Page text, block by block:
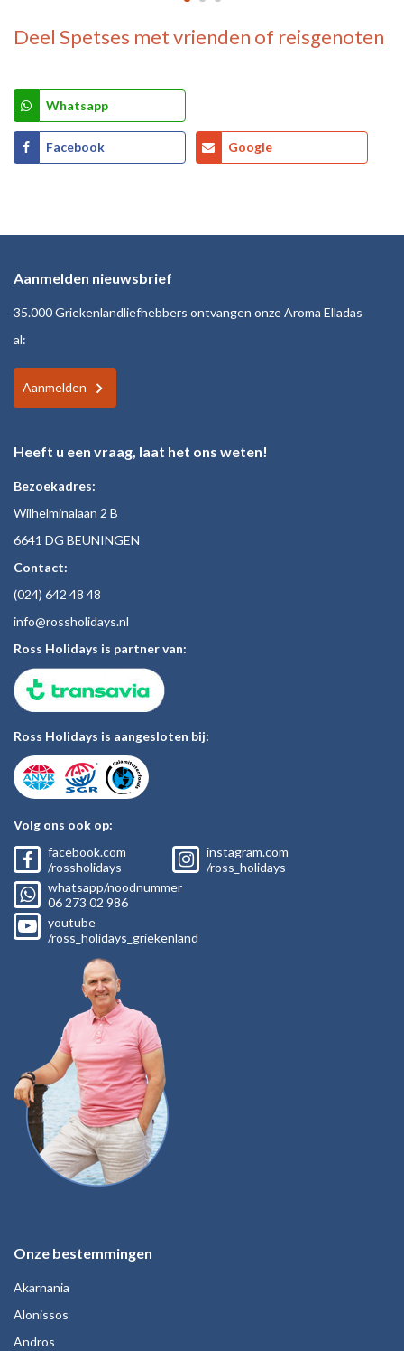
Deel Spetses met vrienden of reisgenoten
Whatsapp
Facebook Google
Aanmelden nieuwsbrief
35.000 Griekenlandliefhebbers ontvangen onze Aroma Elladas
al:
Aanmelden
Heeft u een vraag, laat het ons weten!
Bezoekadres:
Wilhelminalaan 2 B
6641 DG BEUNINGEN
Contact:
(024) 642 48 48
info@rossholidays.nl
Ross Holidays is partner van:
Ross Holidays is aangesloten bij:
Volg ons ook op:
facebook.com
/rossholidays
instagram.com
/ross_holidays
whatsapp/noodnummer
06 273 02 986
youtube
/ross_holidays_griekenland
Onze bestemmingen
Akarnania
Alonissos
Andros